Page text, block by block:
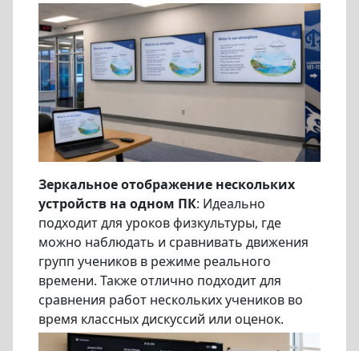
Зеркальное отображение нескольких
устройств на одном ПК: Идеально
подходит для уроков физкультуры, где
можно наблюдать и сравнивать движения
групп учеников в режиме реального
времени. Также отлично подходит для
сравнения работ нескольких учеников во
время классных дискуссий или оценок.